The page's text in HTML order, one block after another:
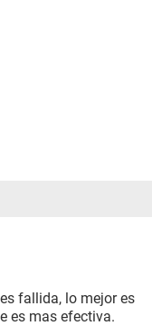
fallida, lo mejor es
es mas efectiva.